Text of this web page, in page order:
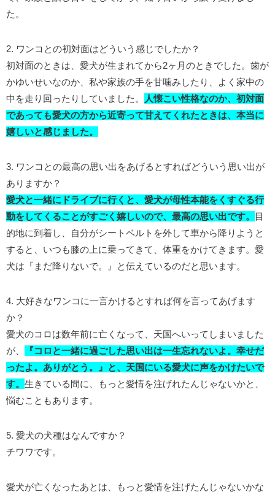
た。
2. ワンコとの初対面はどういう感じでしたか？
初対面のときは、愛犬が生まれてから2ヶ月のときでした。歯が
かゆいせいなのか、私や家族の手を甘噛みしたり、よく家中の
中を走り回ったりしていました。
人懐こい性格なのか、初対面
であっても愛犬の方から近寄って甘えてくれたときは、本当に
嬉しいと感じました。
3. ワンコとの最高の思い出をあげるとすればどういう思い出が
ありますか？
愛犬と一緒にドライブに行くと、愛犬が母性本能をくすぐる行
動をしてくることがすごく嬉しいので、最高の思い出です。
目
的地に到着し、自分がシートベルトを外して車から降りようと
すると、いつも膝の上に乗ってきて、体重をかけてきます。愛
犬は『まだ降りないで。』と伝えているのだと思います。
4. 大好きなワンコに一言かけるとすれば何を言ってあげます
か？
愛犬のコロは数年前に亡くなって、天国へいってしまいました
が、
『コロと一緒に過ごした思い出は一生忘れないよ。幸せだ
ったよ。ありがとう。』と、天国にいる愛犬に声をかけたいで
す。 生きている間に、もっと愛情を注げれたんじゃないかと、
悩むこともあります。
5. 愛犬の犬種はなんですか？
チワワです。
愛犬が亡くなったあとは、もっと愛情を注げたんじゃないかな